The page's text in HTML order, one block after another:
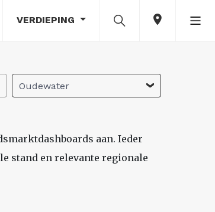
VERDIEPING
Oudewater
aan. Ieder
stand en relevante regionale